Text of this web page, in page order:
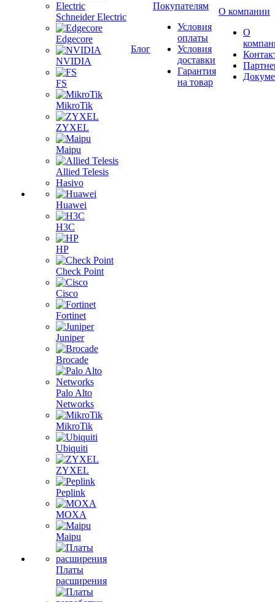
Schneider Electric
Edgecore
NVIDIA
FS
MikroTik
ZYXEL
Maipu
Allied Telesis
Hasivo
Huawei
H3C
HP
Check Point
Cisco
Fortinet
Juniper
Brocade
Palo Alto
Networks
MikroTik
Ubiquiti
ZYXEL
Peplink
MOXA
Maipu
Платы
расширения
Блог
Покупателям
Условия
оплаты
Условия
доставки
Гарантия
на товар
О компании
О